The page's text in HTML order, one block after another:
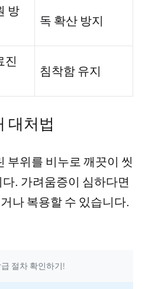
방
독 확산 방지
진
침착함 유지
대처법
부위를 비누로 깨끗이 씻
. 가려움증이 심하다면
나 복용할 수 있습니다.
절차 확인하기!